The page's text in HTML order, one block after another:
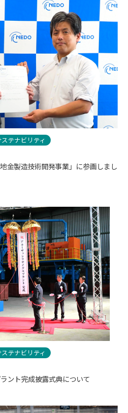
ステナビリティ
金製造技術開発事業」に参画しまし
ステナビリティ
ント完成披露式典について